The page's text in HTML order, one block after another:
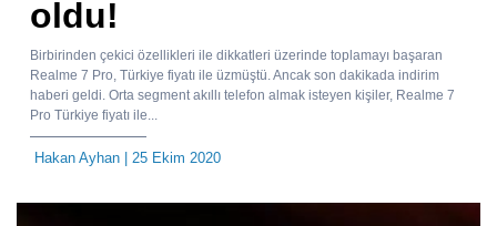
oldu!
Birbirinden çekici özellikleri ile dikkatleri üzerinde toplamayı başaran
Realme 7 Pro, Türkiye fiyatı ile üzmüştü. Ancak son dakikada indirim
haberi geldi. Orta segment akıllı telefon almak isteyen kişiler, Realme 7
Pro Türkiye fiyatı ile...
Hakan Ayhan | 25 Ekim 2020